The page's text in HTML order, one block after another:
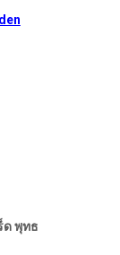
ด พุทธ